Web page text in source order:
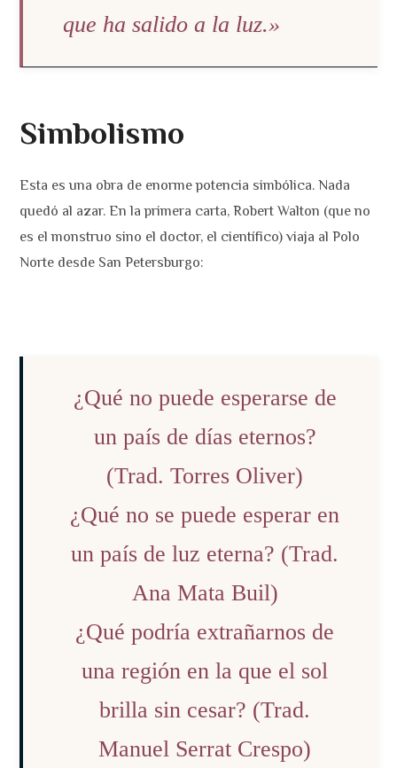
que ha salido a la luz.»
Simbolismo
Esta es una obra de enorme potencia simbólica. Nada
quedó al azar. En la primera carta, Robert Walton (que no
es el monstruo sino el doctor, el científico) viaja al Polo
Norte desde San Petersburgo:
¿Qué no puede esperarse de
un país de días eternos?
(Trad. Torres Oliver)
¿Qué no se puede esperar en
un país de luz eterna? (Trad.
Ana Mata Buil)
¿Qué podría extrañarnos de
una región en la que el sol
brilla sin cesar? (Trad.
Manuel Serrat Crespo)